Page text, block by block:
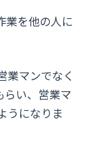
業を他の人に
業マンでなく
らい、営業マ
うになりま